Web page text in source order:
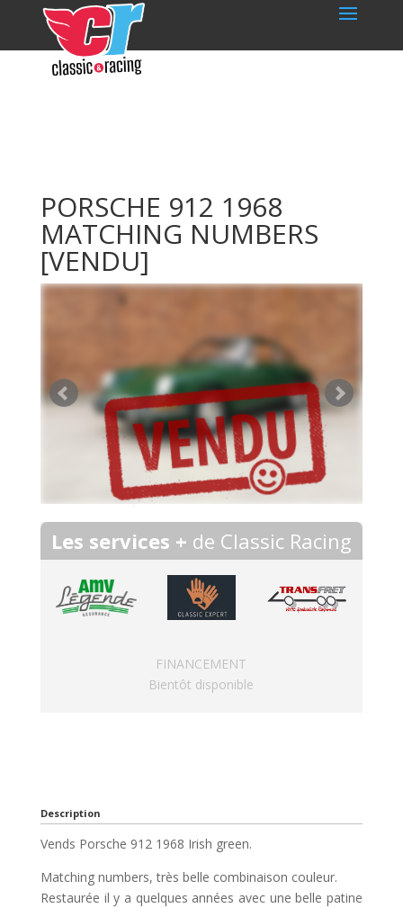
PORSCHE 912 1968
MATCHING NUMBERS
[VENDU]
Les services + de Classic Racing
FINANCEMENT
Bientôt disponible
Description
Vends Porsche 912 1968 Irish green.
Matching numbers, très belle combinaison couleur.
Restaurée il y a quelques années avec une belle patine